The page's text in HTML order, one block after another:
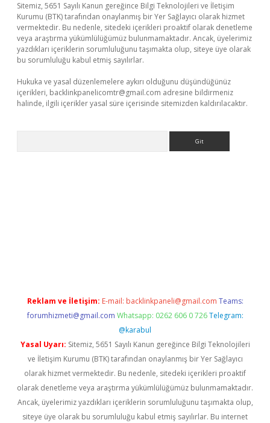
Sitemiz, 5651 Sayılı Kanun gereğince Bilgi Teknolojileri ve İletişim
Kurumu (BTK) tarafından onaylanmış bir Yer Sağlayıcı olarak hizmet
vermektedir. Bu nedenle, sitedeki içerikleri proaktif olarak denetleme
veya araştırma yükümlülüğümüz bulunmamaktadır. Ancak, üyelerimiz
yazdıkları içeriklerin sorumluluğunu taşımakta olup, siteye üye olarak
bu sorumluluğu kabul etmiş sayılırlar.
Hukuka ve yasal düzenlemelere aykırı olduğunu düşündüğünüz
içerikleri, backlinkpanelicomtr@gmail.com adresine bildirmeniz
halinde, ilgili içerikler yasal süre içerisinde sitemizden kaldırılacaktır.
Reklam ve İletişim: E-mail: backlinkpaneli@gmail.com Teams:
forumhizmeti@gmail.com Whatsapp: 0262 606 0 726 Telegram:
@karabul
Yasal Uyarı: Sitemiz, 5651 Sayılı Kanun gereğince Bilgi Teknolojileri
ve İletişim Kurumu (BTK) tarafından onaylanmış bir Yer Sağlayıcı
olarak hizmet vermektedir. Bu nedenle, sitedeki içerikleri proaktif
olarak denetleme veya araştırma yükümlülüğümüz bulunmamaktadır.
Ancak, üyelerimiz yazdıkları içeriklerin sorumluluğunu taşımakta olup,
siteye üye olarak bu sorumluluğu kabul etmiş sayılırlar. Bu internet